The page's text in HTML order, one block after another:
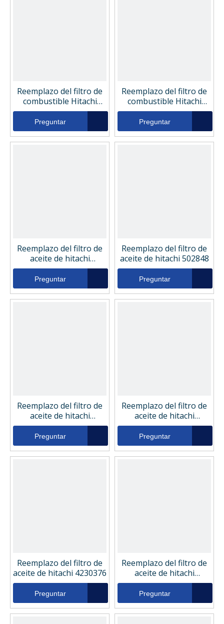
Reemplazo del filtro de
combustible Hitachi
76107829
Preguntar
Reemplazo del filtro de
combustible Hitachi
75208274
Preguntar
Reemplazo del filtro de
aceite de hitachi
YA00051591
Preguntar
Reemplazo del filtro de
aceite de hitachi 502848
Preguntar
Reemplazo del filtro de
aceite de hitachi
L76048328
Preguntar
Reemplazo del filtro de
aceite de hitachi
79109089
Preguntar
Reemplazo del filtro de
aceite de hitachi 4230376
Preguntar
Reemplazo del filtro de
aceite de hitachi
YA00033486
Preguntar